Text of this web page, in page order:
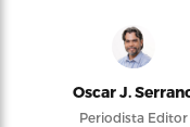
Oscar J.
Periodista Editor